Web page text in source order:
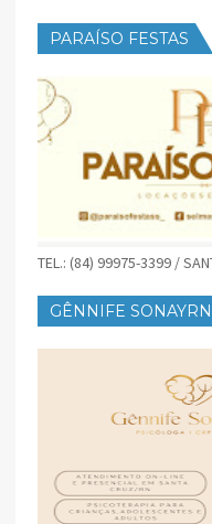
PARAÍSO FESTAS
TEL.: (84) 99975-3399 /
GÊNNIFE